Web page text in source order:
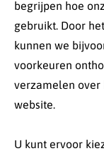
begrijpen hoe
gebruikt. Door
kunnen we
voorkeuren
verzamelen over
website.
U kunt ervoor